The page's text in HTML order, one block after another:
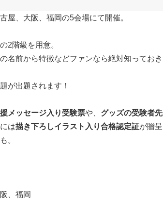
屋、大阪、福岡の5会場にて開催。
の2階級を用意。
名前から特徴などファンなら絶対知っておき
が出題されます！
メッセージ入り受験票や、 グッズの受験者先
は描き下ろしイラスト入り合格認定証が贈呈
。
、福岡